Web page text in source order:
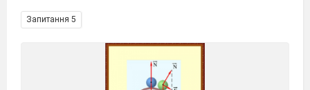
Запитання 5